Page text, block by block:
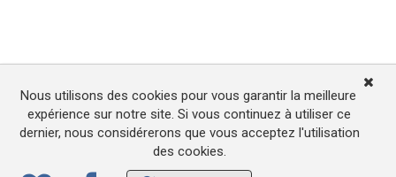
Nous utilisons des cookies pour vous garantir la meilleure
expérience sur notre site. Si vous continuez à utiliser ce
dernier, nous considérerons que vous acceptez l'utilisation
des cookies.